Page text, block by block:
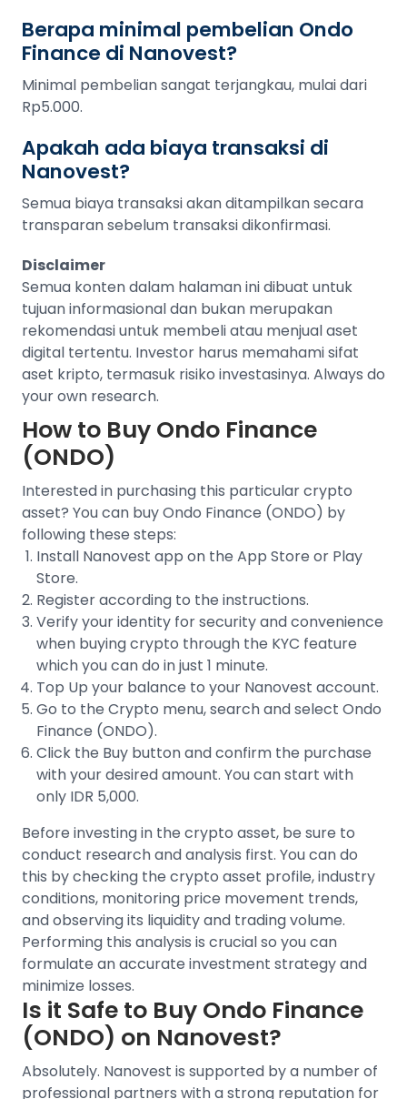
Berapa minimal pembelian Ondo
Finance di Nanovest?
Minimal pembelian sangat terjangkau, mulai dari
Rp5.000.
Apakah ada biaya transaksi di
Nanovest?
Semua biaya transaksi akan ditampilkan secara
transparan sebelum transaksi dikonfirmasi.
Disclaimer
Semua konten dalam halaman ini dibuat untuk
tujuan informasional dan bukan merupakan
rekomendasi untuk membeli atau menjual aset
digital tertentu. Investor harus memahami sifat
aset kripto, termasuk risiko investasinya. Always do
your own research.
How to Buy Ondo Finance
(ONDO)
Interested in purchasing this particular crypto
asset? You can buyOndo Finance (ONDO) by
following these steps:
Install Nanovest app on the App Store or Play
Store.
Register according to the instructions.
Verify your identity for security and convenience
when buying crypto through the KYC feature
which you can do in just 1 minute.
Top Up your balance to your Nanovest account.
Go to the Crypto menu, search and select Ondo
Finance (ONDO).
Click the Buy button and confirm the purchase
with your desired amount. You can start with
only IDR 5,000.
Before investing in the crypto asset, be sure to
conduct research and analysis first. You can do
this by checking the crypto asset profile, industry
conditions, monitoring price movement trends,
and observing its liquidity and trading volume.
Performing this analysis is crucial so you can
formulate an accurate investment strategy and
minimize losses.
Is it Safe to Buy Ondo Finance
(ONDO) on Nanovest?
Absolutely. Nanovest is supported by a number of
professional partners with a strong reputation for